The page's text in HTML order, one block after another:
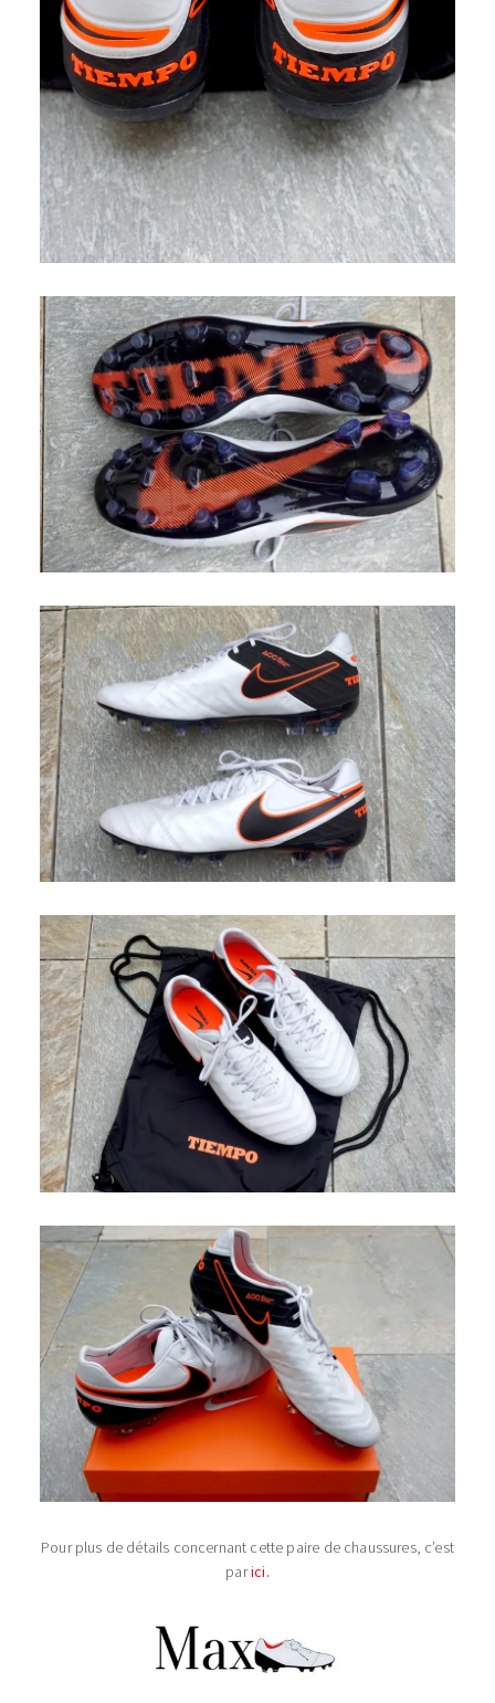
Pour plus de détails concernant cette paire de chaussures, c’est
parici.